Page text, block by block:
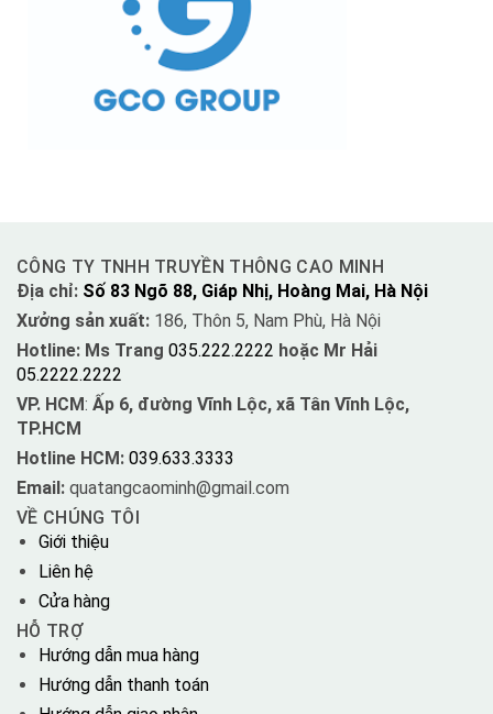
CÔNG TY TNHH TRUYỀN THÔNG CAO MINH
Địa chỉ: Số 83 Ngõ 88, Giáp Nhị, Hoàng Mai, Hà Nội
Xưởng sản xuất: 186, Thôn 5, Nam Phù, Hà Nội
Hotline: Ms Trang 035.222.2222 hoặc Mr Hải
05.2222.2222
VP. HCM: Ấp 6, đường Vĩnh Lộc, xã Tân Vĩnh Lộc,
TP.HCM
Hotline HCM: 039.633.3333
Email: quatangcaominh@gmail.com
VỀ CHÚNG TÔI
Giới thiệu
Liên hệ
Cửa hàng
HỖ TRỢ
Hướng dẫn mua hàng
Hướng dẫn thanh toán